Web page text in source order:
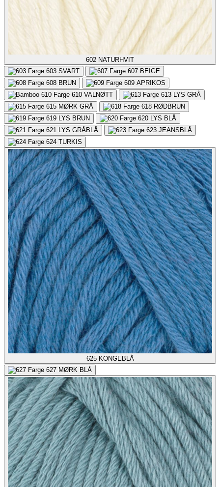
602 NATURHVIT
603 SVART 607 BEIGE
608 BRUN 609 APRIKOS
610 VALNØTT 613 LYS GRÅ
615 MØRK GRÅ 618 RØDBRUN
619 LYS BRUN 620 LYS BLÅ
621 LYS GRÅBLÅ 623 JEANSBLÅ
624 TURKIS
625 KONGEBLÅ
627 MØRK BLÅ